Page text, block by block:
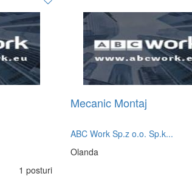
1 posturi
Mecanic Montaj
ABC Work Sp.z o.o. Sp.k...
Olanda